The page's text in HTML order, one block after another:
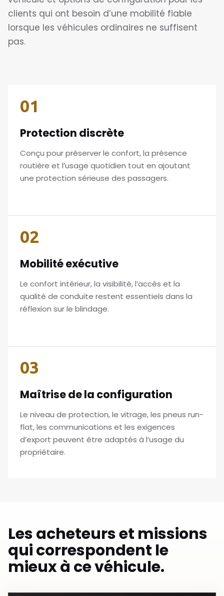
clients qui ont besoin d’une mobilité fiable
lorsque les véhicules ordinaires ne suffisent
pas.
01
Protection discrète
Conçu pour préserver le confort, la présence
routière et l’usage quotidien tout en ajoutant
une protection sérieuse des passagers.
02
Mobilité exécutive
Le confort intérieur, la visibilité, l’accès et la
qualité de conduite restent essentiels dans la
réflexion sur le blindage.
03
Maîtrise de la configuration
Le niveau de protection, le vitrage, les pneus run-
flat, les communications et les exigences
d’export peuvent être adaptés à l’usage du
propriétaire.
Les acheteurs et missions
qui correspondent le
mieux à ce véhicule.